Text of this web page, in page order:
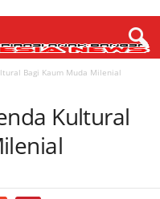
Bagi Kaum Muda Milenial
Kultural